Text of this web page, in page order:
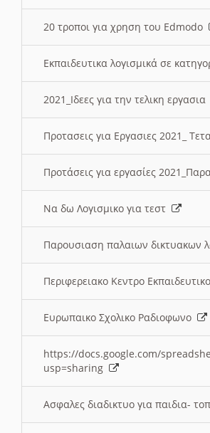
20 τροποι για χρηση του Edmodo
Εκπαιδευτικα λογισμικά σε
2021_Ιδεες για την τελικη εργασια
Προτασεις για Εργασιες 2021_
Προτάσεις για εργασίες
Να δω Λογισμικο για τεστ
Παρουσιαση παλαιων δικτυακων
Περιφερειακο Κεντρο
Ευρωπαικο Σχολικο Ραδιοφωνο
https://docs.google.com/
usp=sharing
Ασφαλες διαδικτυο για παιδια-